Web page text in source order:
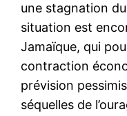
une stagnation
situation est
Jamaïque, qui
contraction
prévision
séquelles de